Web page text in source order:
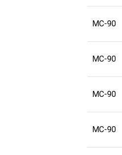
MC-90
MC-90
MC-90
MC-90